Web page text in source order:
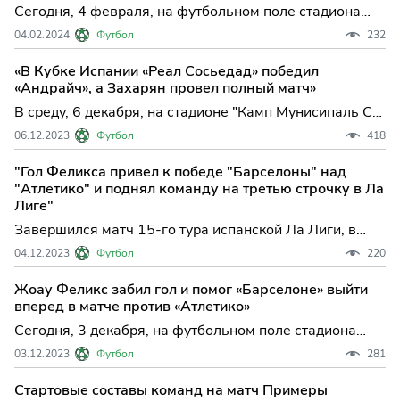
Сегодня, 4 февраля, на футбольном поле стадиона
«Сантьяго Бернабеу» в Мадриде состоится
захватывающий матч 23-го тура испанской Ла Лиги.
Встретятся две мадридские команды – «Реал» и
«Атлетико».
04.02.2024 Футбол 232
«В Кубке Испании «Реал Сосьедад» победил
«Андрайч», а Захарян провел полный матч»
В среду, 6 декабря, на стадионе "Камп Мунисипаль Са
Плана" в Андрайче, Испания, состоялся матч второго
раунда Кубка Испании между командами "Андрайч" и
"Реал Сосьедад" из Сан-Себастьяна. Главным
арбитром встречи был Хосе Санчес Мартинес.
06.12.2023 Футбол 418
"Гол Феликса привел к победе "Барселоны" над
"Атлетико" и поднял команду на третью строчку в Ла
Лиге"
Завершился матч 15-го тура испанской Ла Лиги, в
котором встречались каталонская «Барселона» и
мадридский «Атлетико». Команды сыграли на
стадионе «Олимпик Льюис Компанис» в Барселоне. В
роли главного арбитра выступил Хосе Санчес
Мартинес.
04.12.2023 Футбол 220
Жоау Феликс забил гол и помог «Барселоне» выйти
вперед в матче против «Атлетико»
Сегодня, 3 декабря, на футбольном поле стадиона
«Олимпик Льюис Компанис» в Барселоне проходит
матч 15-го тура испанской Примеры между
каталонской «Барселоной» и мадридским «Атлетико».
03.12.2023 Футбол 281
Стартовые составы команд на матч Примеры